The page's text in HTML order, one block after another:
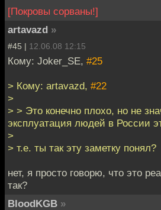
[Покровы сорваны!]
artavazd »
#45 | 12.06.08 12:15
Кому: Joker_SE, #25
> Кому: artavazd, #22
>
> > Это конечно плохо, но не
эксплуатация людей в России
>
> т.е. ты так эту заметку понял?
нет, я просто говорю, что это
так?
BloodKGB »